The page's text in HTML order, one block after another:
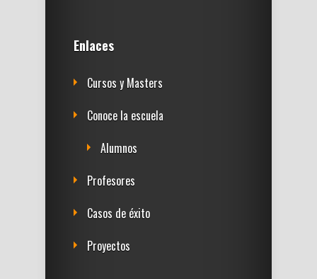
Enlaces
Cursos y Masters
Conoce la escuela
Alumnos
Profesores
Casos de éxito
Proyectos